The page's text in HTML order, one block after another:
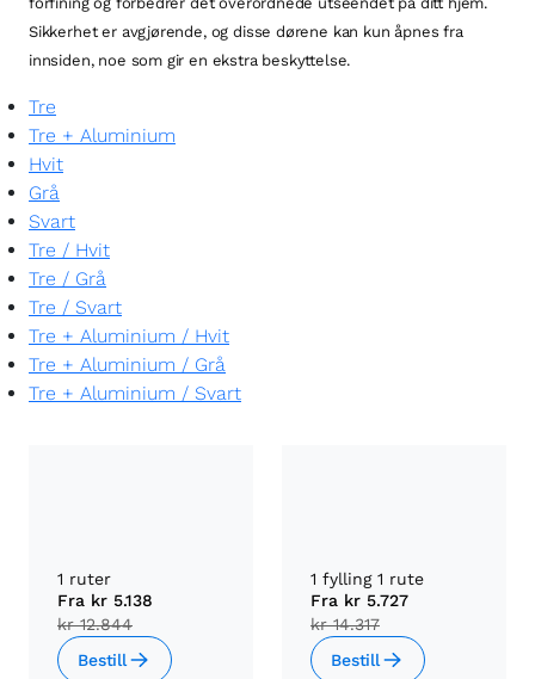
Sikkerhet er avgjørende, og disse dørene kan kun åpnes fra
innsiden, noe som gir en ekstra beskyttelse.
Tre
Tre + Aluminium
Hvit
Grå
Svart
Tre / Hvit
Tre / Grå
Tre / Svart
Tre + Aluminium / Hvit
Tre + Aluminium / Grå
Tre + Aluminium / Svart
1 ruter
Fra kr 5.138
kr 12.844
Bestill
1 fylling 1 rute
Fra kr 5.727
kr 14.317
Bestill